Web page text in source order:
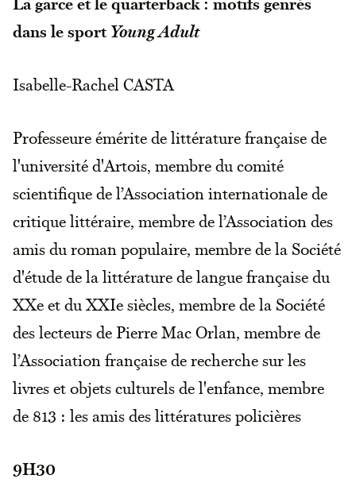
dans le sport Young Adult
Isabelle-Rachel CASTA
Professeure émérite de littérature française de
l'université d'Artois, membre du comité
scientifique de l’Association internationale de
critique littéraire, membre de l’Association des
amis du roman populaire, membre de la Société
d'étude de la littérature de langue française du
XXe et du XXIe siècles, membre de la Société
des lecteurs de Pierre Mac Orlan, membre de
l’Association française de recherche sur les
livres et objets culturels de l'enfance, membre
de 813 : les amis des littératures policières
9H30